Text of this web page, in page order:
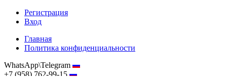
Регистрация
Вход
Главная
Политика конфиденциальности
WhatsApp\Telegram
+7 (958) 762-99-15